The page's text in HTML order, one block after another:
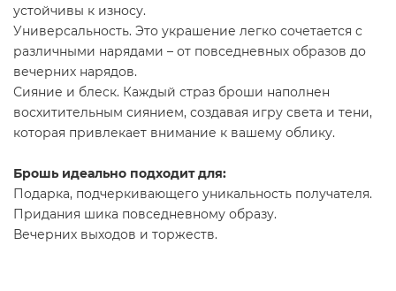
устойчивы к износу.
Универсальность. Это украшение легко сочетается с
различными нарядами – от повседневных образов до
вечерних нарядов.
Сияние и блеск. Каждый страз броши наполнен
восхитительным сиянием, создавая игру света и тени,
которая привлекает внимание к вашему облику.
Брошь идеально подходит для:
Подарка, подчеркивающего уникальность получателя.
Придания шика повседневному образу.
Вечерних выходов и торжеств.